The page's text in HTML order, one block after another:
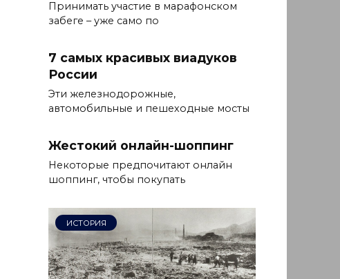
Принимать участие в марафонском
забеге – уже само по
7 самых красивых виадуков
России
Эти железнодорожные,
автомобильные и пешеходные мосты
Жестокий онлайн-шоппинг
Некоторые предпочитают онлайн
шоппинг, чтобы покупать
ИСТОРИЯ